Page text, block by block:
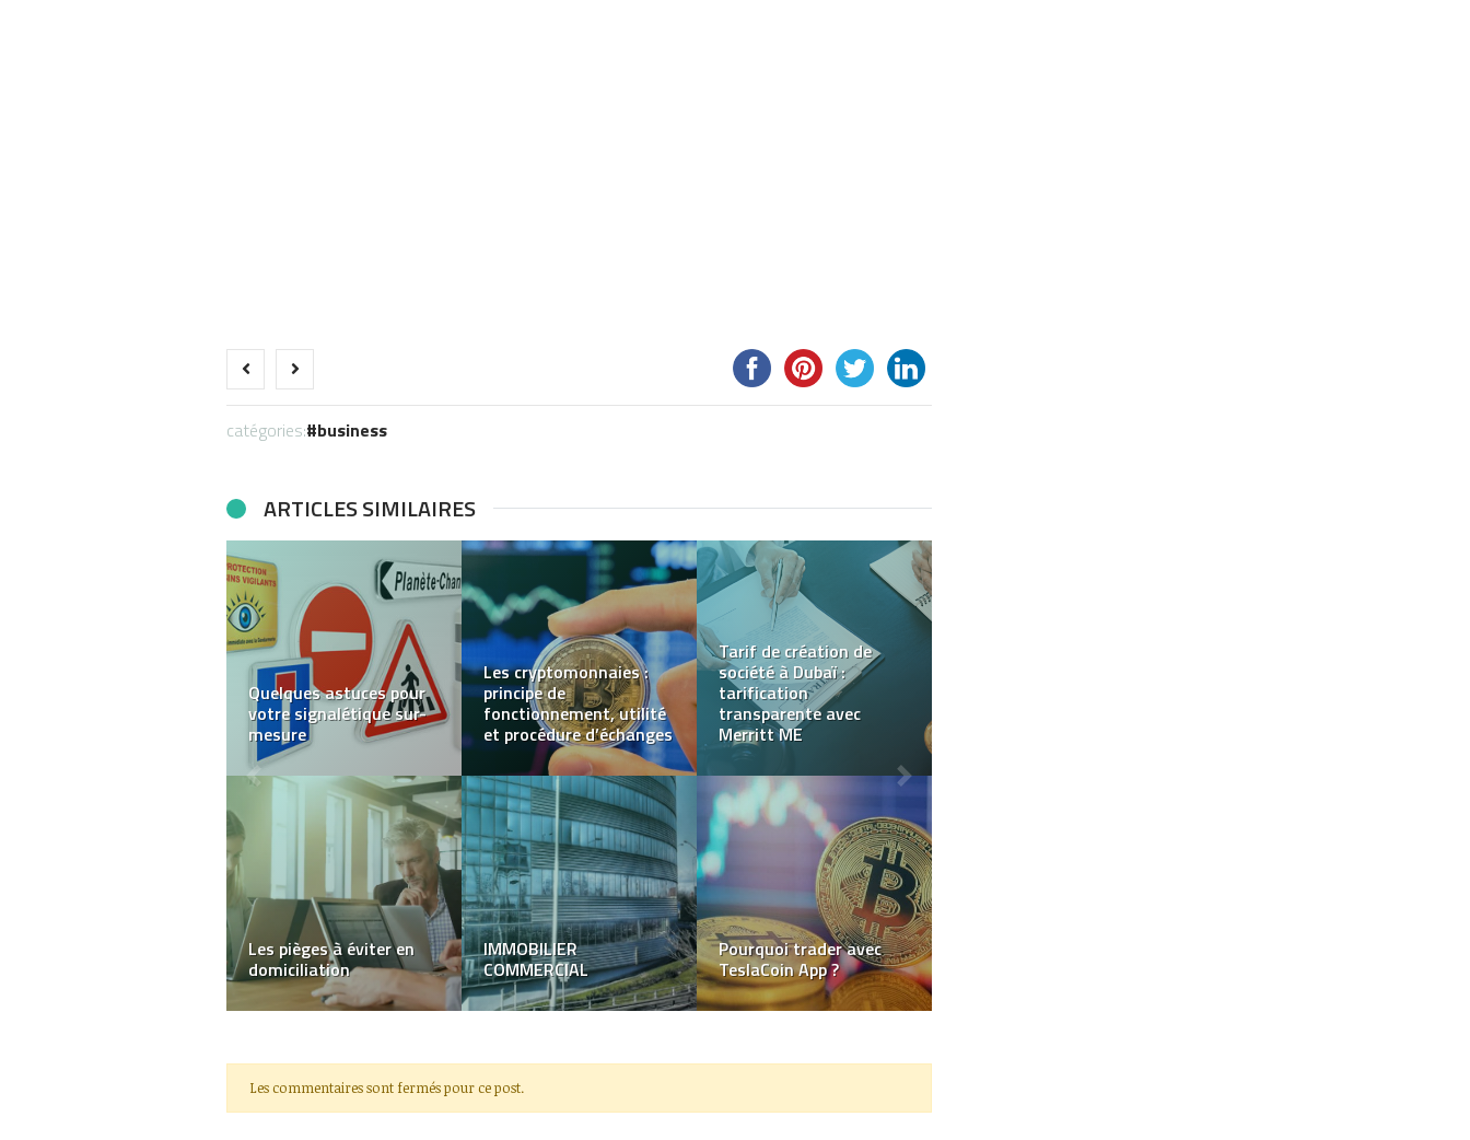
catégories: business
ARTICLES SIMILAIRES
5 bonnes raisons
d’investir dans
l’immobilier à Cleveland Qu’est-ce que It Works!?
Raisons d’utiliser les
services bancaires en
ligne
Choisir le bon comptable
en ligne
Alain Duménil :
incroyable carrière
Explorez les méthodes
ultimes et les plus
efficaces pour générer
des revenus passifs en
ligne
Les commentaires sont fermés pour ce post.